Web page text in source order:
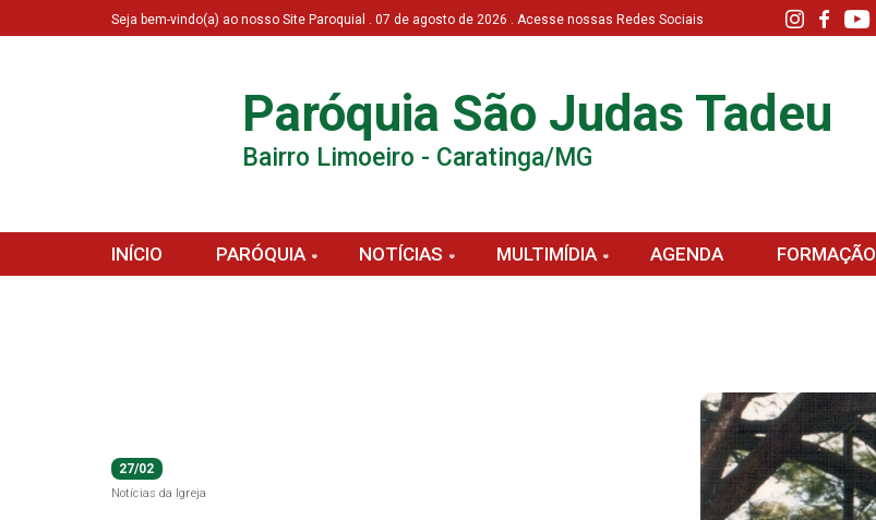
Seja bem-vindo(a) ao nosso Site Paroquial . 07 de agosto de 2026 . Acesse nossas Redes Sociais
Paróquia São Judas Tadeu
Bairro Limoeiro - Caratinga/MG
INÍCIO PARÓQUIA NOTÍCIAS MULTIMÍDIA AGENDA FORMAÇÃO
27/02
Notícias da Igreja